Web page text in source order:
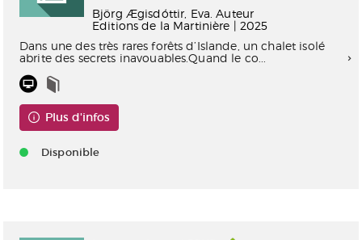
Björg Ægisdóttir, Eva. Auteur
Editions de la Martinière | 2025
Dans une des très rares forêts d’Islande, un chalet isolé
abrite des secrets inavouables.Quand le co...
Plus d'infos
Disponible